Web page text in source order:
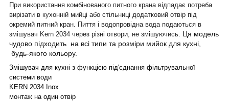
При використання комбінованого питного крана відпадає потреба
вирізати в кухонній мийці або стільниці додатковий отвір під
окремий питний кран. Пиття і водопровідна вода подаються в
змішувач Kern 2034 через різні отвори, не змішуючись. Ця модель
чудово підходить на всі типи та розміри мийок для кухні,
будь-якого кольору.
Змішувач для кухні з функцією під'єднання фільтрувальної
системи води
KERN 2034 Inox
монтаж на один отвір